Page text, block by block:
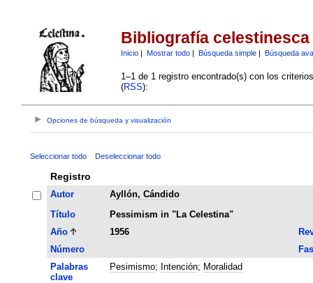
Bibliografía celestinesca
Inicio| Mostrar todo| Búsqueda simple| Búsqueda
1–1 de 1 registro encontrado(s) con los
(RSS):
Opciones de búsqueda y visualización
Seleccionar todo Deseleccionar todo
Registro
Autor
Ayllón, Cándido
Título
Pessimism in "La Celestina"
Año
1956
Número
Palabras
clave
Pesimismo; Intención; Moralidad